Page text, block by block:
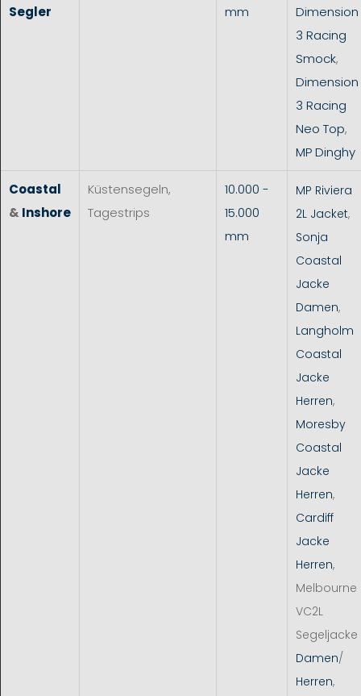
Segler mm
Dimension
3 Racing
Smock,
Dimension
3 Racing
Neo Top,
MP Dinghy
Coastal
& Inshore
Küstensegeln,
Tagestrips
10.000 -
15.000
mm
MP Riviera
2L Jacket,
Sonja
Coastal
Jacke
Damen,
Langholm
Coastal
Jacke
Herren,
Moresby
Coastal
Jacke
Herren,
Cardiff
Jacke
Herren,
Melbourne
VC2L
Segeljacke
Damen/
Herren,